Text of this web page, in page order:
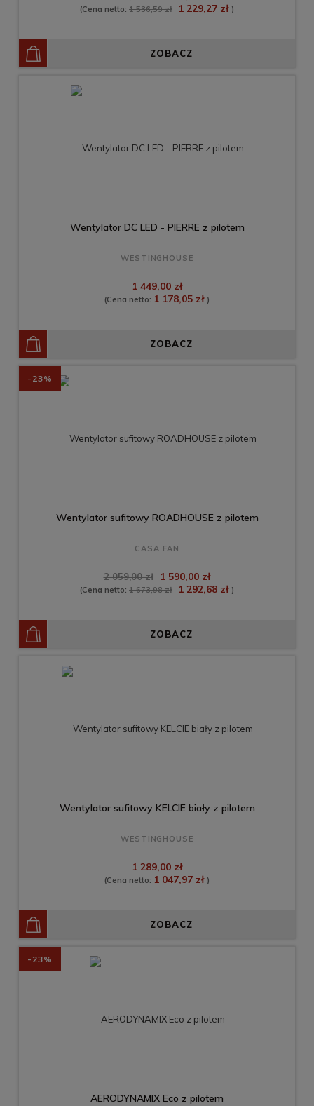
(Cena netto: 1 536,59 zł 1 229,27 zł )
ZOBACZ
Wentylator DC LED - PIERRE z pilotem
WESTINGHOUSE
1 449,00 zł
(Cena netto: 1 178,05 zł )
ZOBACZ
Wentylator sufitowy ROADHOUSE z pilotem
CASA FAN
2 059,00 zł 1 590,00 zł
(Cena netto: 1 673,98 zł 1 292,68 zł )
ZOBACZ
-23%
Wentylator sufitowy KELCIE biały z pilotem
WESTINGHOUSE
1 289,00 zł
(Cena netto: 1 047,97 zł )
ZOBACZ
AERODYNAMIX Eco z pilotem
-23%